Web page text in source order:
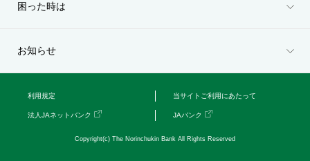
困った時は
困った時は
お知らせ
利用規定 当サイトご利用にあたって
法人JAネットバンク JAバンク
Copyright(c) The Norinchukin Bank All Rights Reserved